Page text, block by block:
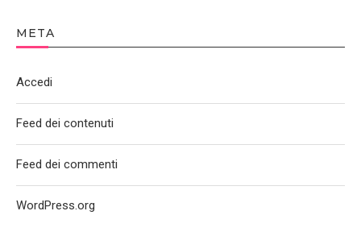
META
Accedi
Feed dei contenuti
Feed dei commenti
WordPress.org